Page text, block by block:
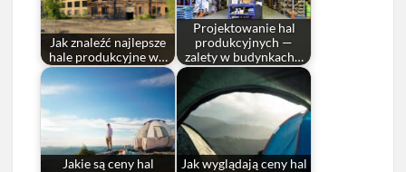
Jak znaleźć najlepsze
hale produkcyjne w…
Projektowanie hal
produkcyjnych —
zalety w budynkach…
Jakie są ceny hal
Jak wyglądają ceny hal